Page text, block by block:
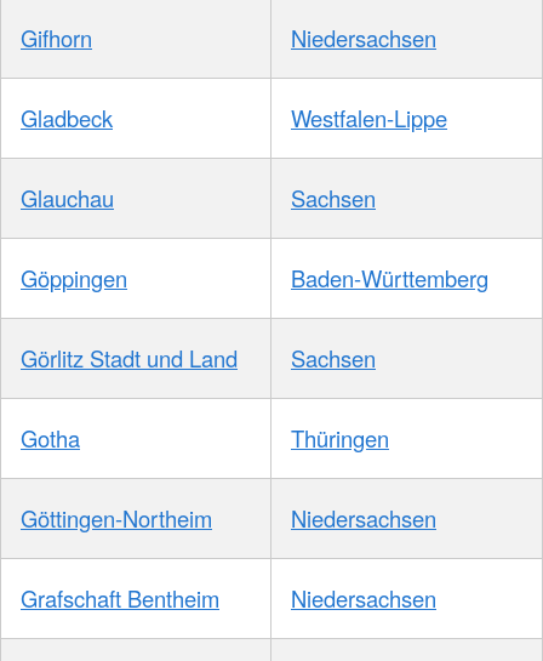
Gifhorn Niedersachsen
Gladbeck Westfalen-Lippe
Glauchau Sachsen
Göppingen Baden-Württemberg
Görlitz Stadt und Land Sachsen
Gotha Thüringen
Göttingen-Northeim Niedersachsen
Grafschaft Bentheim Niedersachsen